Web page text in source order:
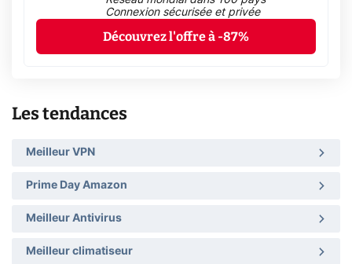
Connexion sécurisée et privée
Découvrez l'offre à -87%
Les tendances
Meilleur VPN
Prime Day Amazon
Meilleur Antivirus
Meilleur climatiseur